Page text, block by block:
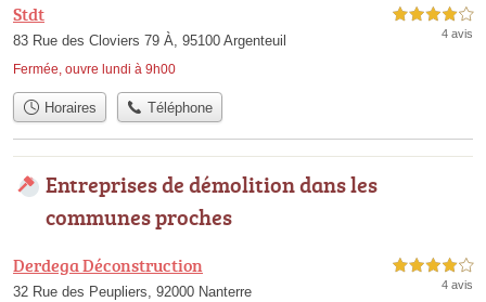
Stdt
83 Rue des Cloviers 79 À, 95100 Argenteuil
Fermée, ouvre lundi à 9h00
4,0 étoiles sur 5
4 avis
Horaires Téléphone
Entreprises de démolition dans les
communes proches
Derdega Déconstruction
32 Rue des Peupliers, 92000 Nanterre
4,0 étoiles sur 5
4 avis